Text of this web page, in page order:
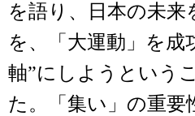
を語り、日本の未来
を、「大運動」を成
軸”にしようという
た。「集い」の重要